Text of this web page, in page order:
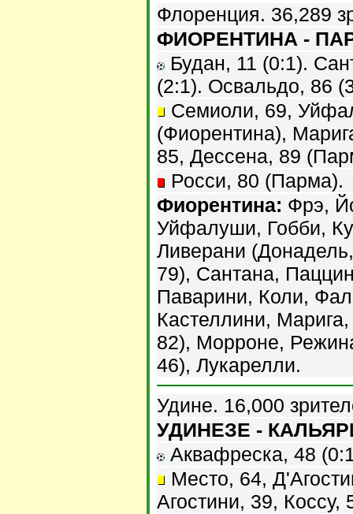
Флоренция. 36,289
ФИОРЕНТИНА -
Будан, 11 (0:1).
(2:1). Освальдо, 86
Семиоли, 69,
(Фиорентина),
85, Дессена, 89
Росси, 80 (Парма).
Фиорентина: Фрэ,
Уйфалуши, Гобби,
Ливерани
79), Сантана,
Паварини, Коли,
Кастеллини,
82), Морроне,
46), Лукарелли.
Удине. 16,000
УДИНЕЗЕ -
Аквафреска, 48
Место, 64,
Агостини, 39, Коссу,